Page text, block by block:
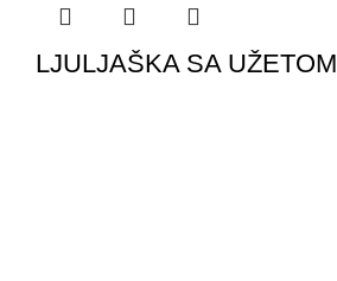
LJULJAŠKA SA UŽETOM